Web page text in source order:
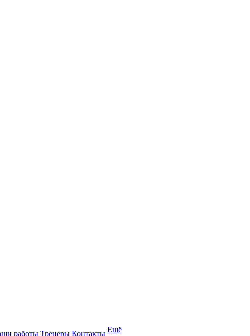
работы Тренеры Контакты Ещё